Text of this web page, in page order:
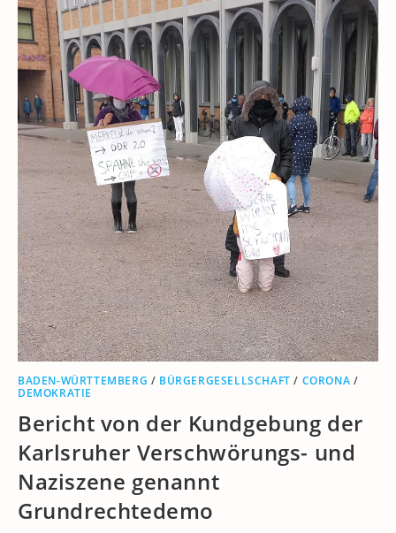
BADEN-WÜRTTEMBERG / BÜRGERGESELLSCHAFT / CORONA /
DEMOKRATIE
Bericht von der Kundgebung der
Karlsruher Verschwörungs- und
Naziszene genannt
Grundrechtedemo